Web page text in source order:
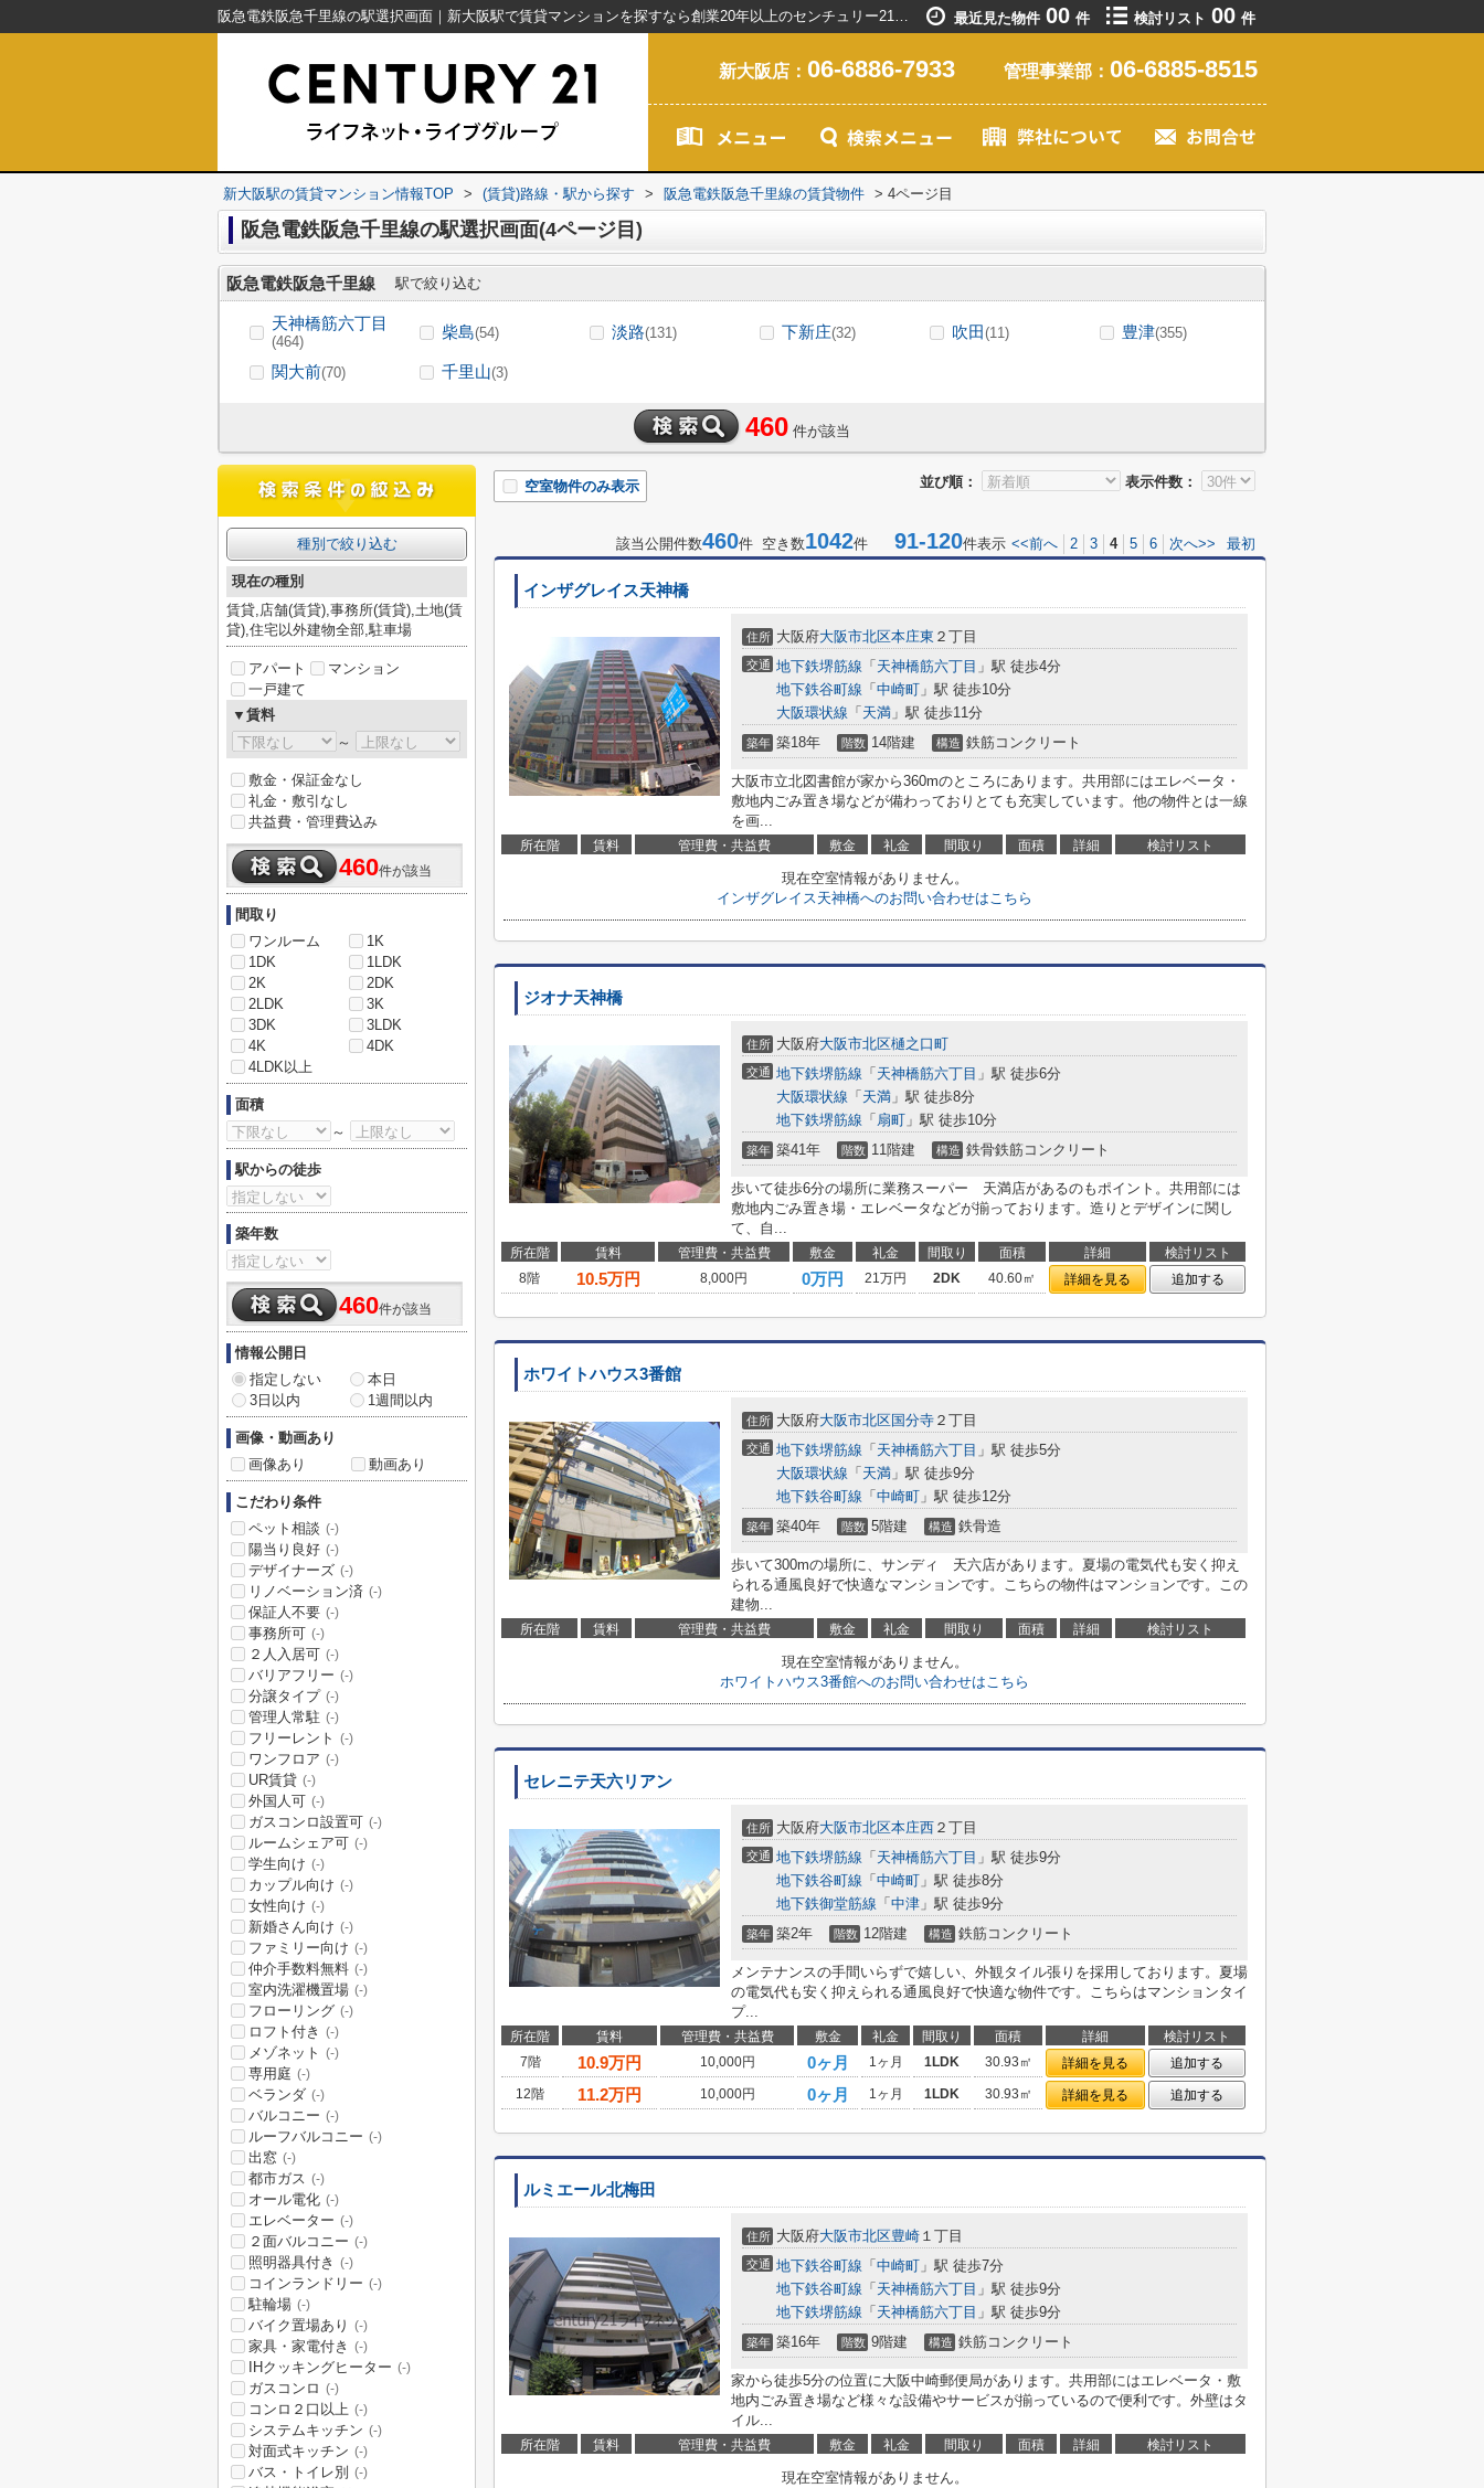
阪急電鉄阪急千里線の駅選択画面｜新大阪駅で賃貸マンションを探すなら創業20年以上のセンチュリー21ライフネット・ライブグループ(4ページ目) 最近見た物件 00 件 検討リスト 00 件
新大阪店： 06-6886-7933 管理事業部： 06-6885-8515
新大阪駅の賃貸マンション情報TOP > (賃貸)路線・駅から探す > 阪急電鉄阪急千里線の賃貸物件 > 4ページ目
阪急電鉄阪急千里線の駅選択画面(4ページ目)
阪急電鉄阪急千里線 駅で絞り込む
天神橋筋六丁目
(464)
柴島(54) 淡路(131) 下新庄(32) 吹田(11) 豊津(355)
関大前(70) 千里山(3)
460 件が該当
並び順： 表示件数：
空室物件のみ表示
該当公開件数460件 空き数1042件 91-120件表示 <<前へ 2 3 4 5 6 次へ>> 最初
インザグレイス天神橋
住所 大阪府大阪市北区本庄東 ２丁目
交通 地下鉄堺筋線 「 天神橋筋六丁目 」駅 徒歩4分
地下鉄谷町線 「 中崎町 」駅 徒歩10分
大阪環状線 「 天満 」駅 徒歩11分
築年 築18年 階数 14階建 構造 鉄筋コンクリート
大阪市立北図書館が家から360mのところにあります。共用部にはエレベータ・
敷地内ごみ置き場などが備わっておりとても充実しています。他の物件とは一線
を画...
所在階 賃料 管理費・共益費 敷金 礼金 間取り 面積 詳細 検討リスト
現在空室情報がありません。
インザグレイス天神橋へのお問い合わせはこちら
ジオナ天神橋
住所 大阪府大阪市北区樋之口町
交通 地下鉄堺筋線 「 天神橋筋六丁目 」駅 徒歩6分
大阪環状線 「 天満 」駅 徒歩8分
地下鉄堺筋線 「 扇町 」駅 徒歩10分
築年 築41年 階数 11階建 構造 鉄骨鉄筋コンクリート
歩いて徒歩6分の場所に業務スーパー 天満店があるのもポイント。共用部には
敷地内ごみ置き場・エレベータなどが揃っております。造りとデザインに関し
て、自...
所在階 賃料 管理費・共益費 敷金 礼金 間取り 面積 詳細
検討リスト
8階
10.5万円 8,000円 0万円 21万円 2DK 40.60㎡ 詳細を見る 追加する
ホワイトハウス3番館
住所 大阪府大阪市北区国分寺 ２丁目
交通 地下鉄堺筋線 「 天神橋筋六丁目 」駅 徒歩5分
大阪環状線 「 天満 」駅 徒歩9分
地下鉄谷町線 「 中崎町 」駅 徒歩12分
築年 築40年 階数 5階建 構造 鉄骨造
歩いて300mの場所に、サンディ 天六店があります。夏場の電気代も安く抑え
られる通風良好で快適なマンションです。こちらの物件はマンションです。この
建物...
所在階 賃料 管理費・共益費 敷金 礼金 間取り 面積 詳細 検討リスト
現在空室情報がありません。
ホワイトハウス3番館へのお問い合わせはこちら
セレニテ天六リアン
住所 大阪府大阪市北区本庄西 ２丁目
交通 地下鉄堺筋線 「 天神橋筋六丁目 」駅 徒歩9分
地下鉄谷町線 「 中崎町 」駅 徒歩8分
地下鉄御堂筋線 「 中津 」駅 徒歩9分
築年 築2年 階数 12階建 構造 鉄筋コンクリート
メンテナンスの手間いらずで嬉しい、外観タイル張りを採用しております。夏場
の電気代も安く抑えられる通風良好で快適な物件です。こちらはマンションタイ
プ...
所在階 賃料 管理費・共益費 敷金 礼金 間取り 面積 詳細
検討リスト
7階
10.9万円 10,000円 0ヶ月 1ヶ月 1LDK 30.93㎡ 詳細を見る
追加する
12階
11.2万円 10,000円 0ヶ月 1ヶ月 1LDK 30.93㎡ 詳細を見る 追加する
ルミエール北梅田
住所 大阪府大阪市北区豊崎 １丁目
交通 地下鉄谷町線 「 中崎町 」駅 徒歩7分
地下鉄谷町線 「 天神橋筋六丁目 」駅 徒歩9分
地下鉄堺筋線 「 天神橋筋六丁目 」駅 徒歩9分
築年 築16年 階数 9階建 構造 鉄筋コンクリート
家から徒歩5分の位置に大阪中崎郵便局があります。共用部にはエレベータ・敷
地内ごみ置き場など様々な設備やサービスが揃っているので便利です。外壁はタ
イル...
所在階 賃料 管理費・共益費 敷金 礼金 間取り 面積 詳細 検討リスト
現在空室情報がありません。
種別で絞り込む
現在の種別
賃貸,店舗(賃貸),事務所(賃貸),土地(賃
貸),住宅以外建物全部,駐車場
アパート
マンション
一戸建て
▼賃料
～
敷金・保証金なし
礼金・敷引なし
共益費・管理費込み
460件が該当
間取り
ワンルーム
1K
1DK
1LDK
2K
2DK
2LDK
3K
3DK
3LDK
4K
4DK
4LDK以上
面積
～
駅からの徒歩
築年数
460件が該当
情報公開日
指定しない
本日
3日以内
1週間以内
画像・動画あり
画像あり
動画あり
こだわり条件
ペット相談 (-)
陽当り良好 (-)
デザイナーズ (-)
リノベーション済 (-)
保証人不要 (-)
事務所可 (-)
２人入居可 (-)
バリアフリー (-)
分譲タイプ (-)
管理人常駐 (-)
フリーレント (-)
ワンフロア (-)
UR賃貸 (-)
外国人可 (-)
ガスコンロ設置可 (-)
ルームシェア可 (-)
学生向け (-)
カップル向け (-)
女性向け (-)
新婚さん向け (-)
ファミリー向け (-)
仲介手数料無料 (-)
室内洗濯機置場 (-)
フローリング (-)
ロフト付き (-)
メゾネット (-)
専用庭 (-)
ベランダ (-)
バルコニー (-)
ルーフバルコニー (-)
出窓 (-)
都市ガス (-)
オール電化 (-)
エレベーター (-)
２面バルコニー (-)
照明器具付き (-)
コインランドリー (-)
駐輪場 (-)
バイク置場あり (-)
家具・家電付き (-)
IHクッキングヒーター (-)
ガスコンロ (-)
コンロ２口以上 (-)
システムキッチン (-)
対面式キッチン (-)
バス・トイレ別 (-)